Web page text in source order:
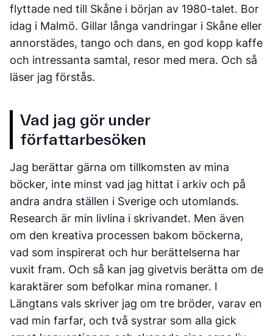
flyttade ned till Skåne i början av 1980-talet. Bor
idag i Malmö. Gillar långa vandringar i Skåne eller
annorstädes, tango och dans, en god kopp kaffe
och intressanta samtal, resor med mera. Och så
läser jag förstås.
Vad jag gör under
författarbesöken
Jag berättar gärna om tillkomsten av mina
böcker, inte minst vad jag hittat i arkiv och på
andra andra ställen i Sverige och utomlands.
Research är min livlina i skrivandet. Men även
om den kreativa processen bakom böckerna,
vad som inspirerat och hur berättelserna har
vuxit fram. Och så kan jag givetvis berätta om de
karaktärer som befolkar mina romaner. I
Längtans vals skriver jag om tre bröder, varav en
vad min farfar, och två systrar som alla gick